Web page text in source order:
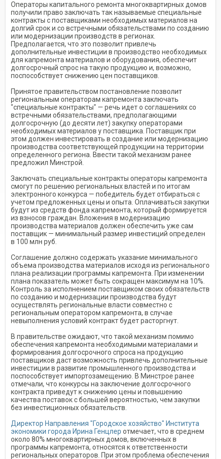
Операторы капитального ремонта многоквартирных домов
получили право заключать так называемые специальные
контракты с поставщиками необходимых материалов на
долгий срок и со встречными обязательствами по созданию
или модернизации производств в регионах.
Предполагается, что это позволит привлечь
дополнительные инвестиции в производство необходимых
для капремонта материалов и оборудования, обеспечит
долгосрочный спрос на такую продукцию и, возможно,
поспособствует снижению цен поставщиков.
Принятое правительством постановление позволит
региональным операторам капремонта заключать
"специальные контракты" — речь идет о соглашениях со
встречными обязательствами, предполагающими
долгосрочную (до десяти лет) закупку операторами
необходимых материалов у поставщика. Поставщик при
этом должен инвестировать в создание или модернизацию
производства соответствующей продукции на территории
определенного региона. Ввести такой механизм ранее
предложил Минстрой.
Заключать специальные контракты операторы капремонта
смогут по решению региональных властей и по итогам
электронного конкурса — победитель будет отбираться с
учетом предложенных цены и опыта. Оплачиваться закупки
будут из средств фонда капремонта, который формируется
из взносов граждан. Вложения в модернизацию
производства материалов должен обеспечить уже сам
поставщик — минимальный размер инвестиций определен
в 100 млн руб.
Соглашение должно содержать указание минимального
объема производства материалов исходя из регионального
плана реализации программы капремонта. При изменении
плана показатель может быть сокращен максимум на 10%.
Контроль за исполнением поставщиком своих обязательств
по созданию и модернизации производства будут
осуществлять региональные власти совместно с
региональным оператором капремонта, в случае
невыполнения условий контракт будет расторгнут.
В правительстве ожидают, что такой механизм помимо
обеспечения капремонта необходимыми материалами и
формирования долгосрочного спроса на продукцию
поставщиков даст возможность привлечь дополнительные
инвестиции в развитие промышленного производства и
поспособствует импортозамещению. В Минстрое ранее
отмечали, что конкурсы на заключение долгосрочного
контракта приведут к снижению цены и повышению
качества поставок с большей вероятностью, чем закупки
без инвестиционных обязательств.
Директор Направления "Городское хозяйство" Института
экономики города Ирина Генцлер отмечает, что в среднем
около 80% многоквартирных домов, включенных в
программы капремонта, относятся к ответственности
региональных операторов. При этом проблема обеспечения